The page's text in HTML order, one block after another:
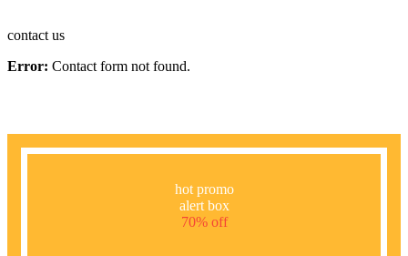
contact us
Error: Contact form not found.
hot promo
alert box
70% off